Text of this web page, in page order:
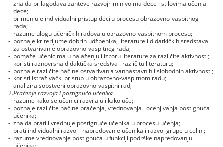
- zna da prilagođava zahteve razvojnim nivoima dece i stilovima učenja
dece;
- primenjuje individualni pristup deci u procesu obrazovno-vaspitnog
rada;
- razume ulogu učeničkih radova u obrazovno-vaspitnom procesu;
- poznaje kriterijume dobrih udžbenika, literature i didatkičkih sredstava
za ostvarivanje obrazovno-vaspitnog rada;
- pomaže učenicima u nalaženju i izboru literature za različite aktivnosti;
- koristi raznovrsna didaktička sredstva i različitu literaturu;
- poznaje različite načine ostvarivanja vannastavnih i slobodnih aktivnosti;
- koristi istraživački pristup u obrazovno-vaspitnom radu;
- analizira sopstveni obrazovno-vaspitni rad;
2.Praćenje razvoja i postignuća učenika
- razume kako se učenici razvijaju i kako uče;
- poznaje različite načine praćenja, vrednovanja i ocenjivanja postignuća
učenika;
- zna da prati i vrednuje postignuće učenika u procesu učenja;
- prati individualni razvoj i napredovanje učenika i razvoj grupe u celini;
- razume vrednovanje postignuća u funkciji podrške napredovanju
učenika;